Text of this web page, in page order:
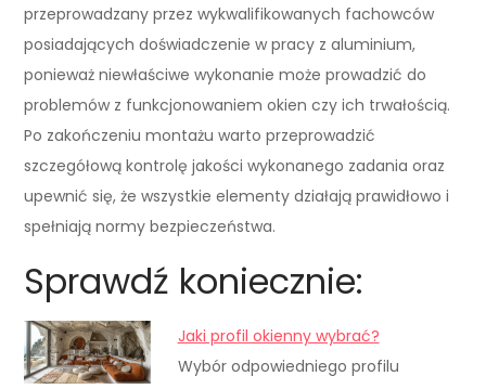
przeprowadzany przez wykwalifikowanych fachowców
posiadających doświadczenie w pracy z aluminium,
ponieważ niewłaściwe wykonanie może prowadzić do
problemów z funkcjonowaniem okien czy ich trwałością.
Po zakończeniu montażu warto przeprowadzić
szczegółową kontrolę jakości wykonanego zadania oraz
upewnić się, że wszystkie elementy działają prawidłowo i
spełniają normy bezpieczeństwa.
Sprawdź koniecznie:
Jaki profil okienny wybrać?
Wybór odpowiedniego profilu